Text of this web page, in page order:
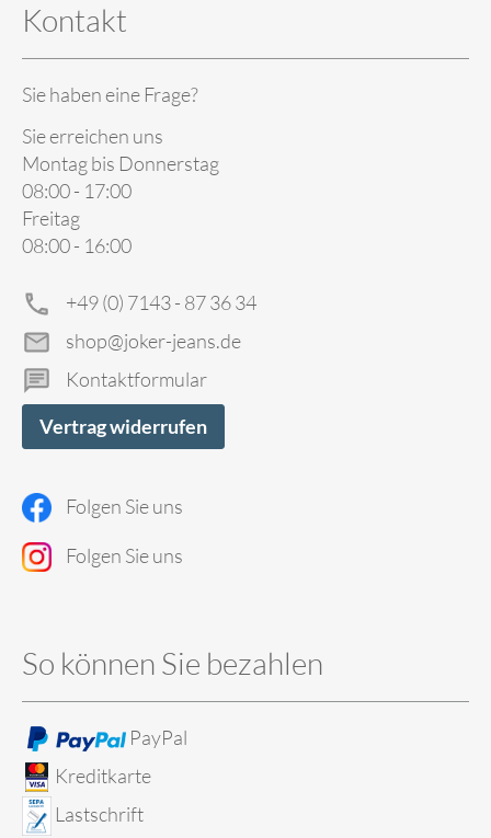
Kontakt
Sie haben eine Frage?
Sie erreichen uns
Montag bis Donnerstag
08:00 - 17:00
Freitag
08:00 - 16:00
+49 (0) 7143 - 87 36 34
shop@joker-jeans.de
Kontaktformular
Vertrag widerrufen
Folgen Sie uns
Folgen Sie uns
So können Sie bezahlen
PayPal
Kreditkarte
Lastschrift